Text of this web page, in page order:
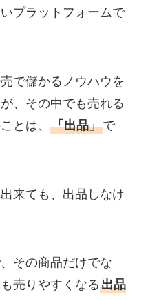
プラットフォームで
で儲かるノウハウを
、その中でも売れる
とは、 「出品」で
来ても、出品しなけ
その商品だけでな
売りやすくなる出品